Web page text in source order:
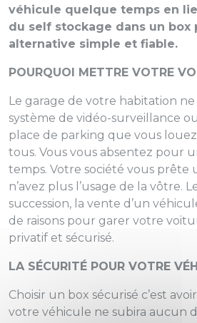
véhicule quelque temps en
du self stockage dans un box
alternative simple et fiable.
POURQUOI METTRE VOTRE
Le garage de votre habitation ne
système de vidéo-surveillance
place de parking que vous louez
tous. Vous vous absentez pour
temps. Votre société vous prête
n’avez plus l’usage de la vôtre.
succession, la vente d’un
de raisons pour garer votre
privatif et sécurisé.
LA SÉCURITÉ POUR VOTRE
Choisir un box sécurisé c’est
votre véhicule ne subira aucun